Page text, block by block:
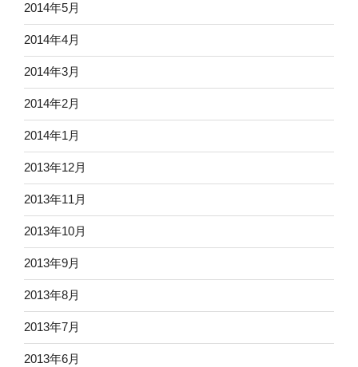
2014年5月
2014年4月
2014年3月
2014年2月
2014年1月
2013年12月
2013年11月
2013年10月
2013年9月
2013年8月
2013年7月
2013年6月